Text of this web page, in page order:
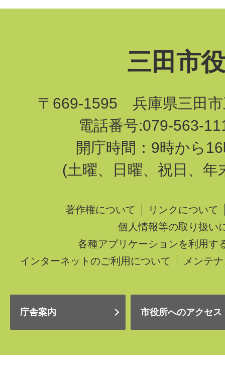
三田市
〒669-1595 兵庫県三田市
電話番号:079-563-
開庁時間：9時から
(土曜、日曜、祝日、年
著作権について
リンクについて
個人情報等の取り扱い
各種アプリケーションを利用す
インターネットのご利用について
メンテ
庁舎案内 市役所へのアクセス